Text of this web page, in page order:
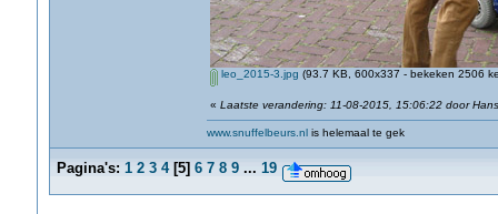
leo_2015-3.jpg (93.7 KB, 600x337 - bekeken 2506
« Laatste verandering: 11-08-2015, 15:06:22 door Hans
www.snuffelbeurs.nlis helemaal te gek
Pagina's: 1 2 3 4[5] 6 7 8 9 ... 19